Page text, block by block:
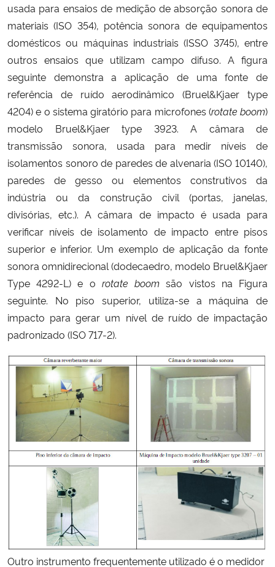
Ministério da Mulher, da Família e dos Direitos Humanos
Secretaria-Geral
Secretaria de Governo
Gabinete de Segurança Institucional
Advocacia-Geral da União
Banco Central do Brasil
usada para ensaios de medição de absorção sonora de
materiais (ISO 354), potência sonora de equipamentos
domésticos ou máquinas industriais (ISSO 3745), entre
outros ensaios que utilizam campo difuso. A figura
seguinte demonstra a aplicação de uma fonte de
referência de ruído aerodinâmico (Bruel&Kjaer type
4204) e o sistema giratório para microfones (rotate boom)
modelo Bruel&Kjaer type 3923. A câmara de
transmissão sonora, usada para medir níveis de
isolamentos sonoro de paredes de alvenaria (ISO 10140),
paredes de gesso ou elementos construtivos da
indústria ou da construção civil (portas, janelas,
divisórias, etc.). A câmara de impacto é usada para
verificar níveis de isolamento de impacto entre pisos
superior e inferior. Um exemplo de aplicação da fonte
sonora omnidirecional (dodecaedro, modelo Bruel&Kjaer
Type 4292-L) e o rotate boomsão vistos na Figura
seguinte. No piso superior, utiliza-se a máquina de
impacto para gerar um nível de ruído de impactação
padronizado (ISO 717-2).
Outro instrumento frequentemente utilizado é o medidor